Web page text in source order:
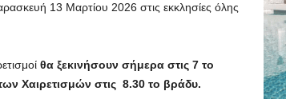
13 Μαρτίου 2026 στις εκκλησίες όλης
θα ξεκινήσουν σήμερα στις 7 το
Χαιρετισμών στις 8.30 το βράδυ.